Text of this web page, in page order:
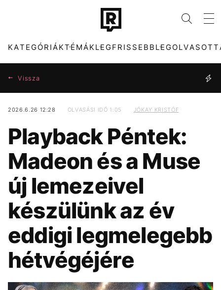
KATEGÓRIÁKTÉMÁKLEGFRISSEBB
ZENE DIVAT
KULTÚRA ENTR
FILM + SOROZAT TECH-TUDOMÁNY
SPORT TÁRSADALOM
KÖZÉLET
ÉLETMÓD DESIGN
BESZÉLGETÉSEK ARCOK
VIDEÓ TÖRTÉNETEK
FIDESZ SZIGET FESZTIVÁL
ENERGIAVÁLSÁG STREAMING
KONCERT HALÁL
MTVA SEBESTYÉN BALÁZS
Vissza
2026.6.26 12:28 OLVASÁSI IDŐ 1:05 JÓKAY KRISTÓF
Playback Péntek:
Madeon és a Muse
új lemezeivel
készülünk az év
eddigi legmelegebb
hétvégéjére